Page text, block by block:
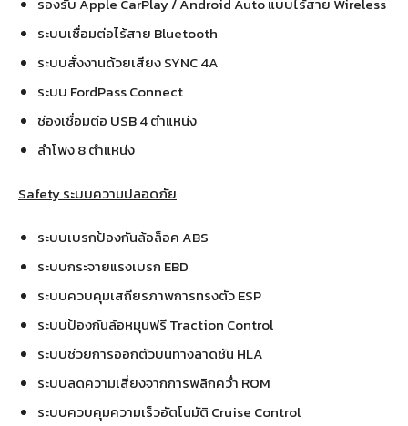
รองรับ Apple CarPlay / Android Auto แบบไร้สาย Wireless
ระบบเชื่อมต่อไร้สาย Bluetooth
ระบบสั่งงานด้วยเสียง SYNC 4A
ระบบ FordPass Connect
ช่องเชื่อมต่อ USB 4 ตำแหน่ง
ลำโพง 8 ตำแหน่ง
Safety ระบบความปลอดภัย
ระบบเบรกป้องกันล้อล็อค ABS
ระบบกระจายแรงเบรก EBD
ระบบควบคุมเสถียรภาพการทรงตัว ESP
ระบบป้องกันล้อหมุนฟรี Traction Control
ระบบช่วยการออกตัวบนทางลาดชัน HLA
ระบบลดความเสี่ยงจากการพลิกคว่ำ ROM
ระบบควบคุมความเร็วอัตโนมัติ Cruise Control